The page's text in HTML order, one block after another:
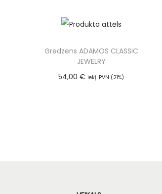
Gredzens ADAMOS CLASSIC
JEWELRY
54,00€ iekļ. PVN (21%)